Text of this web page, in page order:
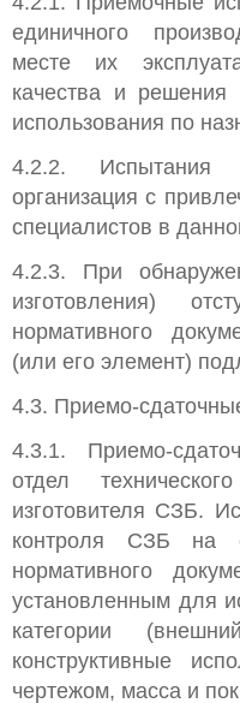
единичного
месте их
качества и
использования по
4.2.2. Испытания
организация с
специалистов в
4.2.3. При
изготовления)
нормативного
(или его элемент)
4.3. Приемо-
4.3.1. Приемо-
отдел
изготовителя СЗБ.
контроля СЗБ на
нормативного
установленным для
категории
конструктивные
чертежом, масса и